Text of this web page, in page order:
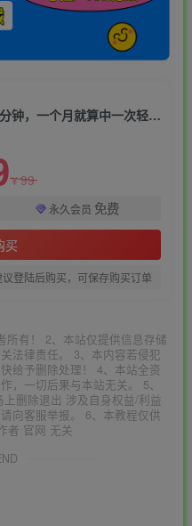
预约茅台赚零花，一天只需要一分钟，一个月就算中一次轻松赚600-1000【揭秘】
¥99
永久会员 免费
买
登陆后购买，可保存购买订单
所有！ 2、本站仅提供信息存储
法律责任。 3、本内容若侵犯
给予删除处理！ 4、本站全资
，一切后果与本站无关。 5、
删除退出 涉及自身权益/利益
向客服举报。 6、本教程仅供
者 官网 无关